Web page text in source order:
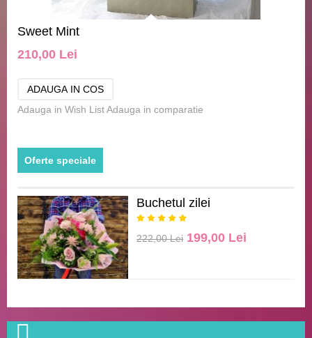
Sweet Mint
210,00 Lei
Adauga in Wish ListAdauga in comparatie
Oferte speciale
Buchetul zilei
222,00 Lei 199,00 Lei